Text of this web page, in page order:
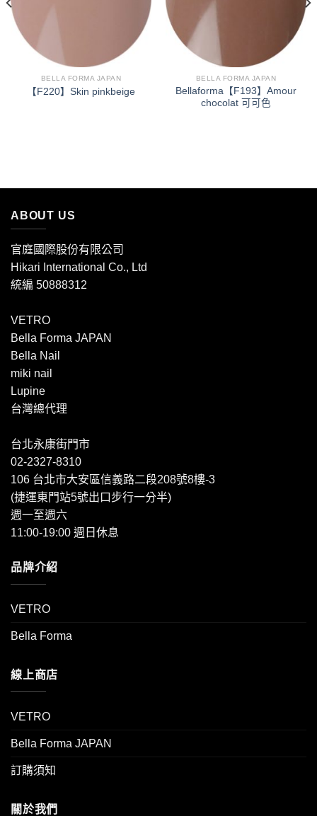
BELLA FORMA JAPAN
【F220】Skin pinkbeige
BELLA FORMA JAPAN
Bellaforma【F193】Amour
chocolat 可可色
ABOUT US
官庭國際股份有限公司
Hikari International Co., Ltd
統編 50888312
VETRO
Bella Forma JAPAN
Bella Nail
miki nail
Lupine
台灣總代理
台北永康街門市
02-2327-8310
106 台北市大安區信義路二段208號8樓-3
(捷運東門站5號出口步行一分半)
週一至週六
11:00-19:00 週日休息
品牌介紹
VETRO
Bella Forma
線上商店
VETRO
Bella Forma JAPAN
訂購須知
關於我們